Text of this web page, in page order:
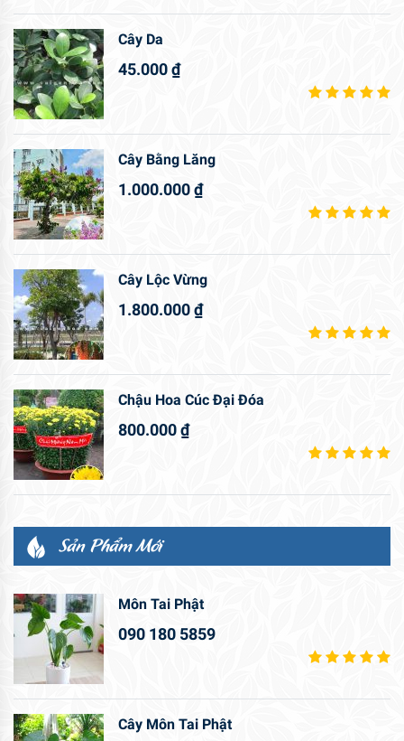
Cây Da
45.000₫
Cây Bằng Lăng
1.000.000₫
Cây Lộc Vừng
1.800.000₫
Chậu Hoa Cúc Đại Đóa
800.000₫
Sản Phẩm Mới
Môn Tai Phật
090 180 5859
Cây Môn Tai Phật